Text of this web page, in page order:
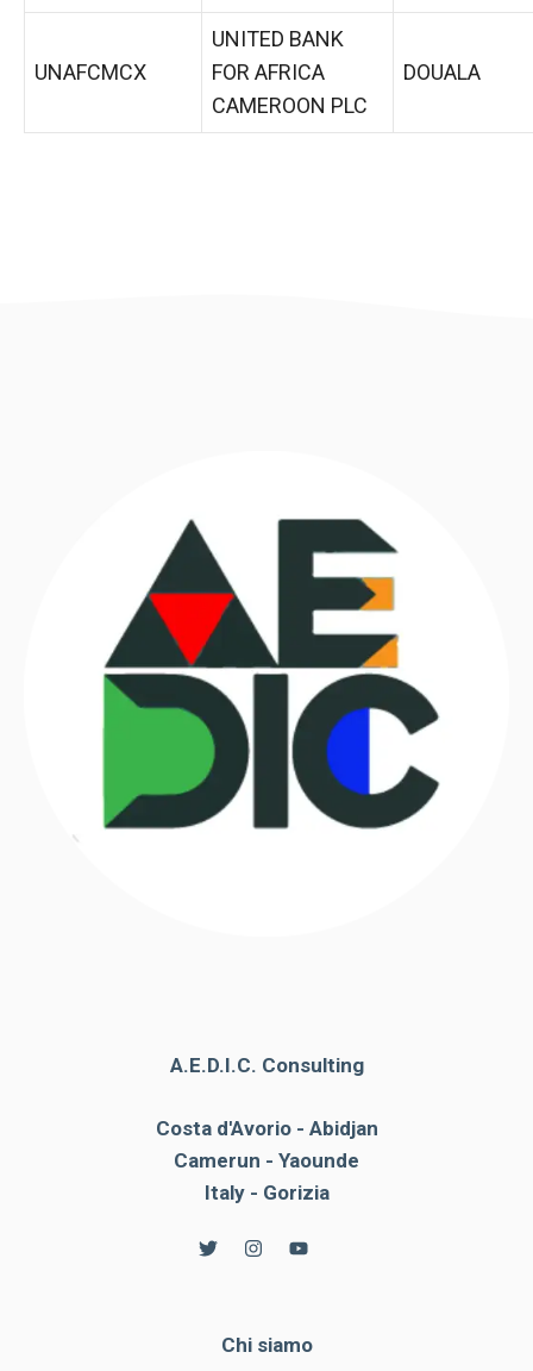
UNAFCMCX
UNITED BANK
FOR AFRICA
CAMEROON PLC
DOUALA
A.E.D.I.C. Consulting
Costa d'Avorio - Abidjan
Camerun - Yaounde
Italy - Gorizia
Chi siamo